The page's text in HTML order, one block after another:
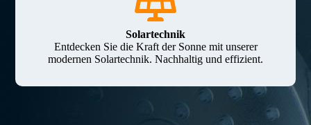
Solartechnik
Entdecken Sie die Kraft der Sonne mit unserer
modernen Solartechnik. Nachhaltig und effizient.